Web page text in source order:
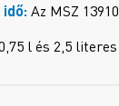
Az MSZ
l és 2,5